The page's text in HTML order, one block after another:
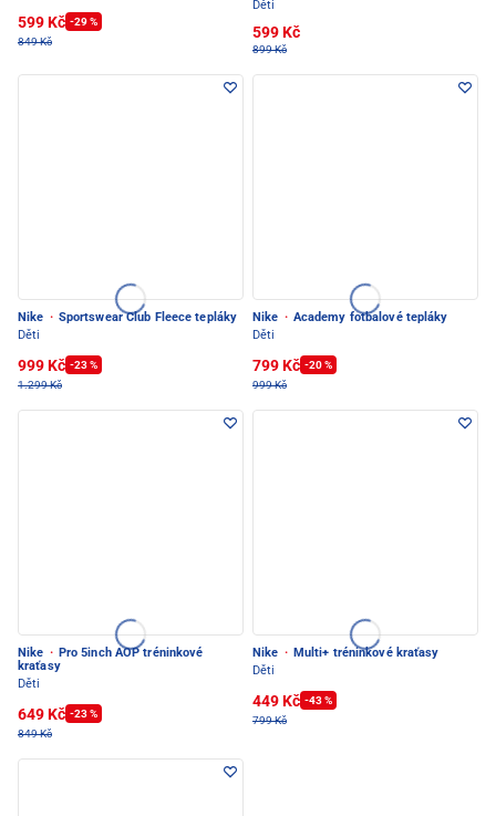
599 Kč -29 %
849 Kč
Děti
599 Kč
899 Kč
Nike · Sportswear Club Fleece tepláky
Děti
999 Kč -23 %
1.299 Kč
Nike · Academy fotbalové tepláky
Děti
799 Kč -20 %
999 Kč
Nike · Pro 5inch AOP tréninkové
kraťasy
Děti
649 Kč -23 %
849 Kč
Nike · Multi+ tréninkové kraťasy
Děti
449 Kč -43 %
799 Kč